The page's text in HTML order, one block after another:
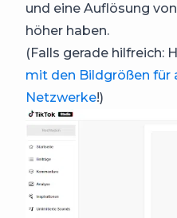
und eine Auflösung
höher haben.
(Falls gerade hilfreich:
mit den Bildgrößen für
Netzwerke!)